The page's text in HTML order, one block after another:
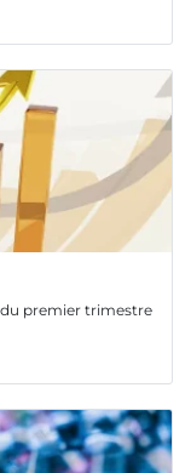
du premier trimestre